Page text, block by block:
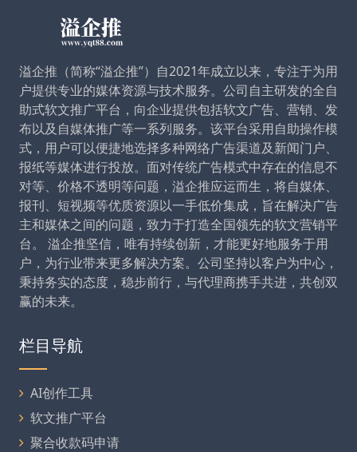
溢企推（简称“溢企推”）自2021年成立以来，专注于为用
户提供专业的媒体资源与技术服务。公司自主研发的全自
助式软文推广平台，向企业提供包括软文广告、营销、发
布以及自媒体推广等一系列服务。该平台采用自助操作模
式，用户可以便捷地选择多种网络广告渠道及新闻门户、
报纸等媒体进行投放。面对传统广告模式中存在的信息不
对等、价格不透明等问题，溢企推应运而生，将自媒体、
报刊、短视频等优质资源以一手低价集成，旨在解决广告
主和媒体之间的问题，致力于打造全国领先的软文营销平
台。 溢企推坚信，唯有持续创新，才能更好地服务于用
户，为行业带来更多解决方案。公司坚持以客户为中心，
秉持务实的态度，稳步前行，与代理商携手共进，共创双
赢的未来。
栏目导航
AI创作工具
软文推广平台
聚合收款码申请